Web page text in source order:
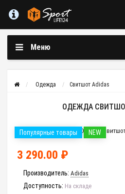
Меню
Одежда Свитшот Adidas
ОДЕЖДА
Популярные товары NEW
3 290.00 ₽
Производитель: Adidas
Доступность: На складе